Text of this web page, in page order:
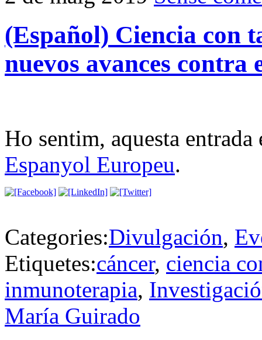
(Español) Ciencia con
nuevos avances contra
Ho sentim, aquesta
Espanyol Europeu.
Categories:Divulgación,
Etiquetes:cáncer, ciencia
inmunoterapia,
María Guirado